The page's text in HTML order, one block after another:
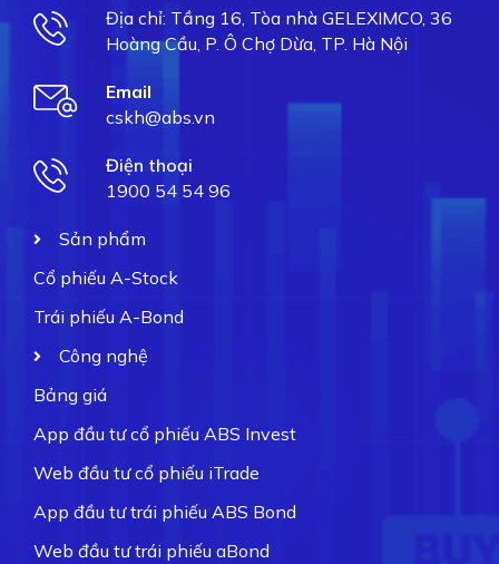
Địa chỉ: Tầng 16, Tòa nhà GELEXIMCO, 36
Hoàng Cầu, P. Ô Chợ Dừa, TP. Hà Nội
Email
cskh@abs.vn
Điện thoại
1900 54 54 96
Sản phẩm
Cổ phiếu A-Stock
Trái phiếu A-Bond
Công nghệ
Bảng giá
App đầu tư cổ phiếu ABS Invest
Web đầu tư cổ phiếu iTrade
App đầu tư trái phiếu ABS Bond
Web đầu tư trái phiếu aBond